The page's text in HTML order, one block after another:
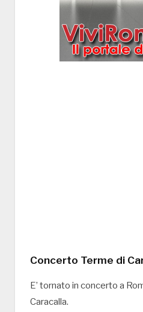
Concerto Terme di
E’ tornato in concerto a
Caracalla.